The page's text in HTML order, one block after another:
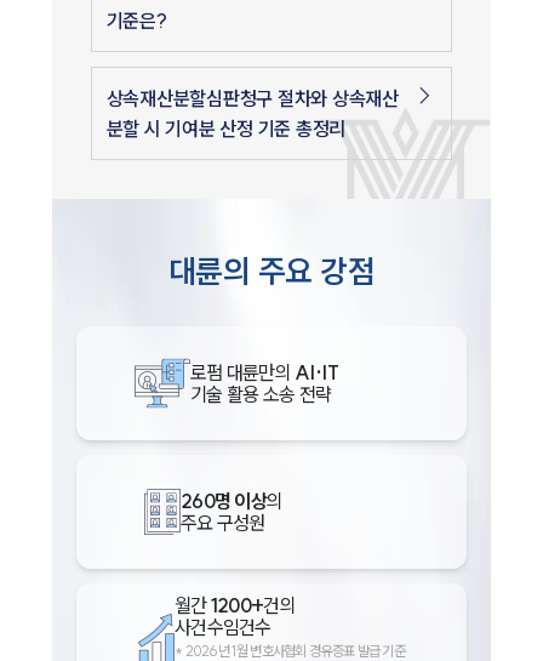
기준은?
상속재산분할심판청구 절차와 상속재산
분할 시 기여분 산정 기준 총정리
대륜의 주요 강점
로펌 대륜만의 AI·IT
기술 활용 소송 전략
260명 이상의
주요 구성원
월간1200+건의
사건수임건수
* 2026년 1월 변호사협회 경유증표 발급 기준